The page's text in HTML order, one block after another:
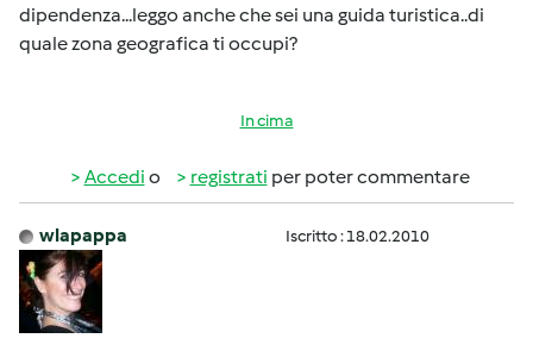
dipendenza...leggo anche che sei una guida turistica..di
quale zona geografica ti occupi?
In cima
Accedi o registrati per poter commentare
wlapappa Iscritto : 18.02.2010